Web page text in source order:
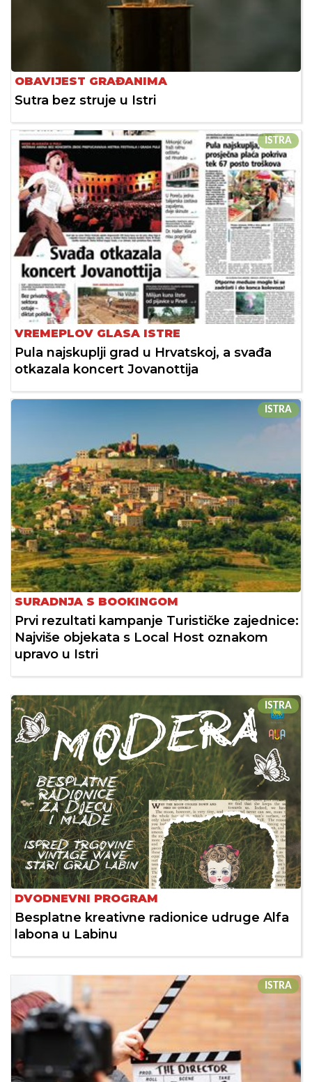
OBAVIJEST GRAĐANIMA
Sutra bez struje u Istri
ISTRA
VREMEPLOV GLASA ISTRE
Pula najskuplji grad u Hrvatskoj, a svađa
otkazala koncert Jovanottija
ISTRA
SURADNJA S BOOKINGOM
Prvi rezultati kampanje Turističke zajednice:
Najviše objekata s Local Host oznakom
upravo u Istri
ISTRA
DVODNEVNI PROGRAM
Besplatne kreativne radionice udruge Alfa
labona u Labinu
ISTRA